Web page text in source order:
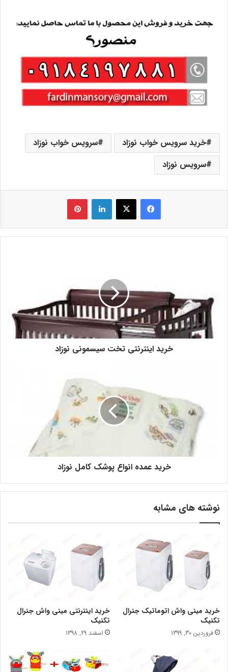
خرید سرویس خواب نوزاد
سرویس خواب نوزاد
سرویس نوزاد
فیس بوک X لینکدین ‫پین‌ترست
خرید اینترنتی تخت سیسمونی نوزاد
خرید عمده انواع پوشک کامل نوزاد
نوشته های مشابه
خرید مینی واش اتوماتیک جنرال
تکنیک
فروردین 30, 1399
خرید اینترنتی مینی واش جنرال
تکنیک
اسفند 29, 1398